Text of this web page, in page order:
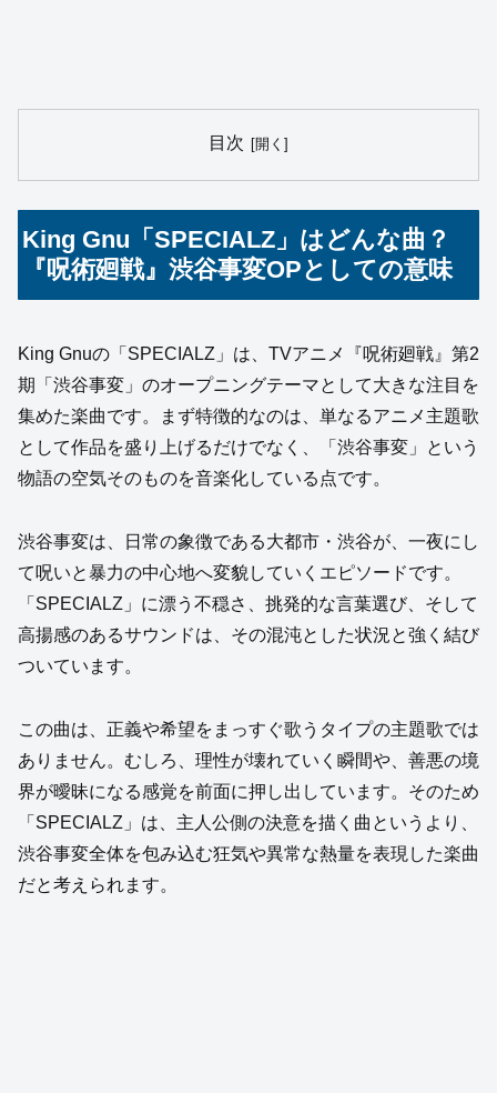
目次
King Gnu「SPECIALZ」はどんな曲？
『呪術廻戦』渋谷事変OPとしての意味
King Gnuの「SPECIALZ」は、TVアニメ『呪術廻戦』第2
期「渋谷事変」のオープニングテーマとして大きな注目を
集めた楽曲です。まず特徴的なのは、単なるアニメ主題歌
として作品を盛り上げるだけでなく、「渋谷事変」という
物語の空気そのものを音楽化している点です。
渋谷事変は、日常の象徴である大都市・渋谷が、一夜にし
て呪いと暴力の中心地へ変貌していくエピソードです。
「SPECIALZ」に漂う不穏さ、挑発的な言葉選び、そして
高揚感のあるサウンドは、その混沌とした状況と強く結び
ついています。
この曲は、正義や希望をまっすぐ歌うタイプの主題歌では
ありません。むしろ、理性が壊れていく瞬間や、善悪の境
界が曖昧になる感覚を前面に押し出しています。そのため
「SPECIALZ」は、主人公側の決意を描く曲というより、
渋谷事変全体を包み込む狂気や異常な熱量を表現した楽曲
だと考えられます。